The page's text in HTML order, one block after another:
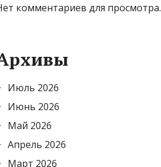
комментариев для просмотра.
Июль 2026
Июнь 2026
Май 2026
Апрель 2026
Март 2026